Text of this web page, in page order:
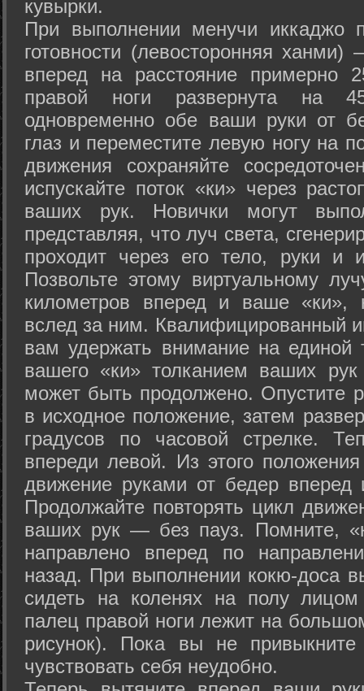
кувырки.
При выполнении менучи иккаджо
готовности (левосторонняя
вперед на расстояние примерно
правой ноги развернута на
одновременно обе ваши руки от
глаз и переместите левую ногу на
движения сохраняйте
испускайте поток «ки» через
ваших рук. Новички могут
представляя, что луч света,
проходит через его тело, руки и
Позвольте этому виртуальному
километров вперед и ваше «ки»,
вслед за ним. Квалифицированный
вам удержать внимание на единой
вашего «ки» толканием ваших
может быть продолжено. Опустите
в исходное положение, затем
градусов по часовой стрелке.
впереди левой. Из этого
движение руками от бедер вперед
Продолжайте повторять цикл
ваших рук — без пауз. Помните,
направлено вперед по
назад. При выполнении кокю-доса
сидеть на коленях на полу
палец правой ноги лежит на
рисунок). Пока вы не
чувствовать себя неудобно.